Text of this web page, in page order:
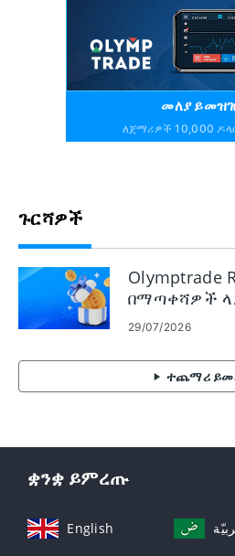
መለያ
ለጀማሪዎች 10,000
ጉርሻዎች
Olymptrade
በማጣቀሻዎች
ያግኙ
29/07/2026
ተጨማሪ
ቋንቋ ይምረጡ
English